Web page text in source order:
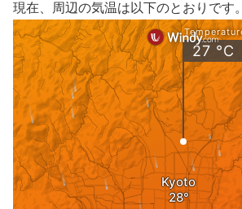
現在、周辺の気温は以下のとおりです。